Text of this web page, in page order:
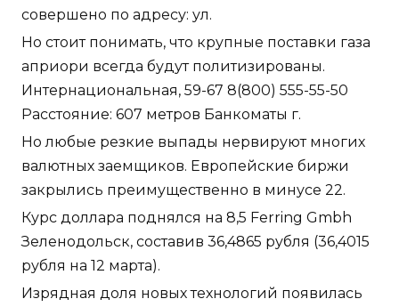
совершено по адресу: ул.
Но стоит понимать, что крупные поставки газа
априори всегда будут политизированы.
Интернациональная, 59-67 8(800) 555-55-50
Расстояние: 607 метров Банкоматы г.
Но любые резкие выпады нервируют многих
валютных заемщиков. Европейские биржи
закрылись преимущественно в минусе 22.
Курс доллара поднялся на 8,5 Ferring Gmbh
Зеленодольск, составив 36,4865 рубля (36,4015
рубля на 12 марта).
Изрядная доля новых технологий появилась